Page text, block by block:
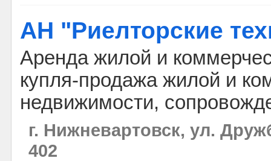
АН "Риелторские
Аренда жилой и
купля-продажа жилой и
недвижимости,
г. Нижневартовск, ул.
402